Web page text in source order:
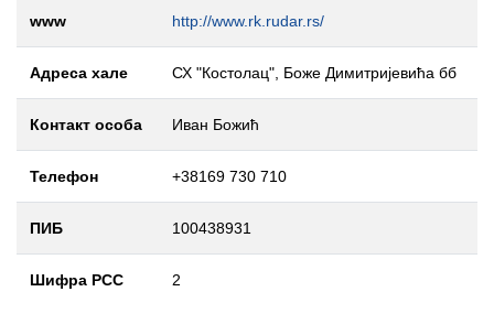
www http://www.rk.rudar.rs/
Адреса хале СХ "Костолац", Боже Димитријевића бб
Контакт особа Иван Божић
Телефон +38169 730 710
ПИБ 100438931
Шифра РСС 2